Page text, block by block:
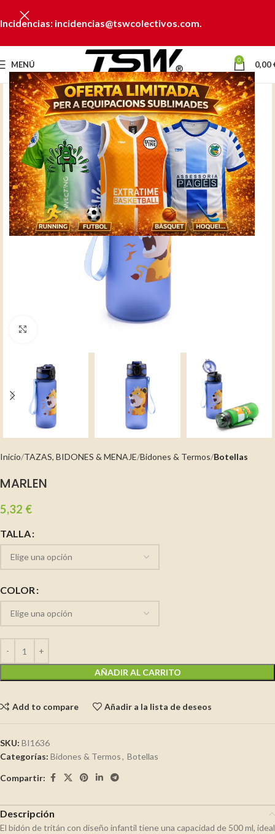
Incidencias: incidencias@tswcolectivos.com.
MENÚ 0 0,00
Inicio TAZAS, BIDONES & MENAJE Bidones & Termos Botellas
MARLEN
5,32 €
TALLA
COLOR
AÑADIR AL CARRITO
Add to compare Añadir a la lista de deseos
SKU: BI1636
Categorías: Bidones & Termos, Botellas
Compartir:
Descripción
El bidón de tritán con diseño infantil tiene una capacidad de 500 ml, ideal